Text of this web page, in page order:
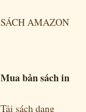
SÁCH AMAZON
Mua bản sách in
Tải sách dạng